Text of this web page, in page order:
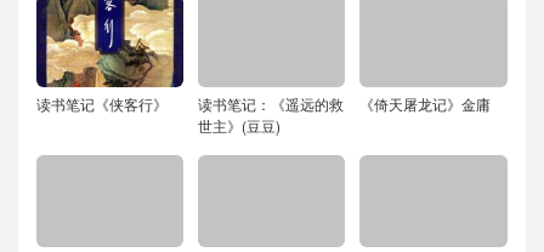
读书笔记《侠客行》
读书笔记：《遥远的救
世主》(豆豆)
《倚天屠龙记》金庸